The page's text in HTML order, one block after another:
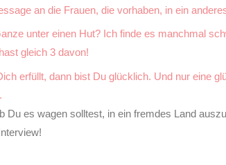
an die Frauen, die vorhaben, in ein
unter einen Hut? Ich finde es manchmal
gleich 3 davon!
erfüllt, dann bist Du glücklich. Und nur eine
Du es wagen solltest, in ein fremdes Land